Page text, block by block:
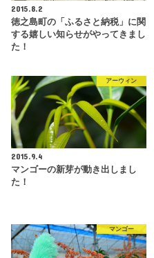
2015.8.2
徳之島町の「ふるさと納税」に関
する嬉しい知らせがやってきまし
た！
アーウィン
2015.9.4
マンゴーの新芽が動き出しまし
た！
マンゴー